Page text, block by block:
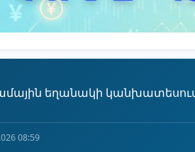
եղանակի կանխատեսում
08:59